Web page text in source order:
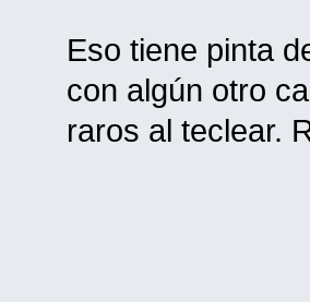
Eso tiene pinta
con algún otro
raros al teclear.